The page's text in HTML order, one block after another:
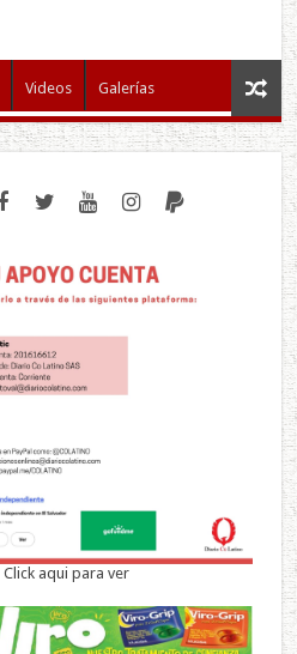
Videos Galerías
Click aqui para ver